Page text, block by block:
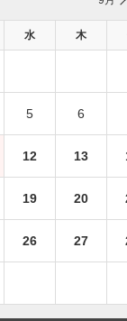
水 木
5 6
12 13
19 20
26 27